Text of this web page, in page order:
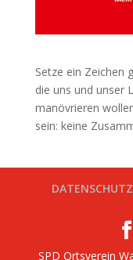
Setze ein Zeichen
die uns und unser
manövrieren
sein: keine
SPD Ortsverein